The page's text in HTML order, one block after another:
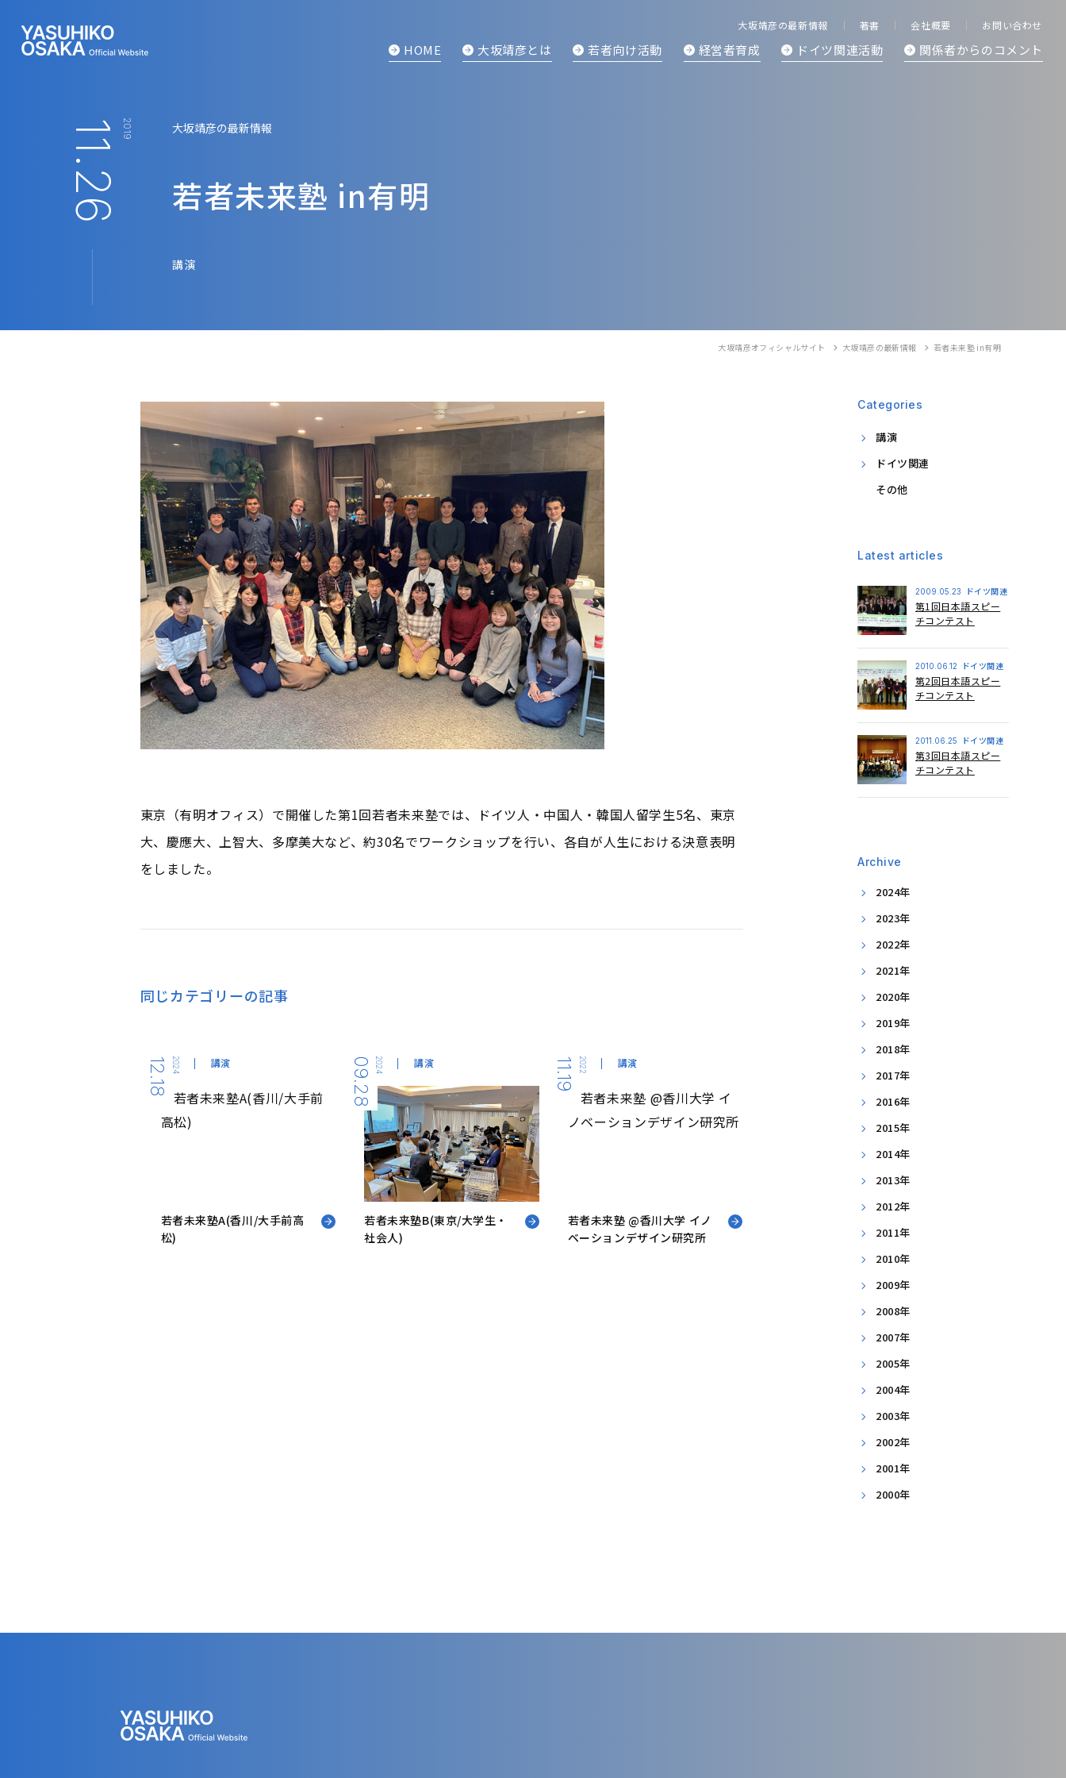
大坂靖彦の最新情報 著書 会社概要 お問い合わせ
HOME 大坂靖彦とは 若者向け活動 経営者育成 ドイツ関連活動 関係者からの コメント
大坂靖彦の最新情報
若者未来塾 in有明
講演
11.26 2019
大坂靖彦オフィシャルサイト 大坂靖彦の最新情報 若者未来塾 in有明
東京（有明オフィス）で開催した第1回若者未来塾では、ドイツ人・中国人・韓国人留学生5名、東京
大、慶應大、上智大、多摩美大など、約30名でワークショップを行い、各自が人生における決意表明
をしました。
同じカテゴリーの記事
12.18 2024 講演
若者未来塾A(香川/大手前高
松)
09.28 2024 講演
若者未来塾B(東京/大学生・
社会人)
11.19 2022 講演
若者未来塾 @香川大学 イノ
ベーションデザイン研究所
Categories
講演
ドイツ関連
その他
Latest articles
2009.05.23 ドイツ関連
第1回日本語スピー
チコンテスト
2010.06.12 ドイツ関連
第2回日本語スピー
チコンテスト
2011.06.25 ドイツ関連
第3回日本語スピー
チコンテスト
Archive
2024年
2023年
2022年
2021年
2020年
2019年
2018年
2017年
2016年
2015年
2014年
2013年
2012年
2011年
2010年
2009年
2008年
2007年
2005年
2004年
2003年
2002年
2001年
2000年